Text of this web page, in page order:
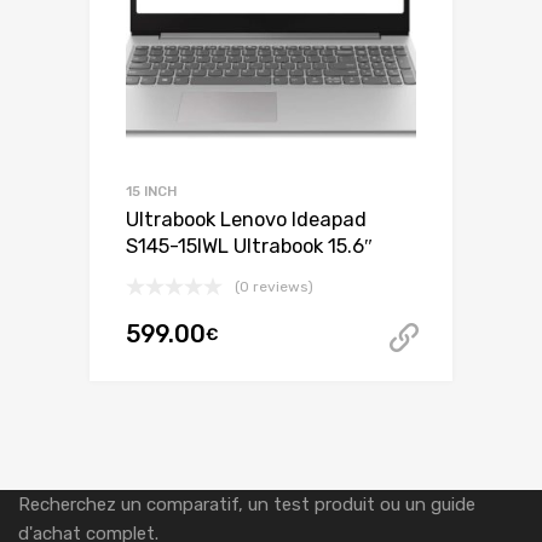
15 INCH
Ultrabook Lenovo Ideapad
S145-15IWL Ultrabook 15.6″
(0 reviews)
599.00€
Recherchez un comparatif, un test produit ou un guide
d'achat complet.